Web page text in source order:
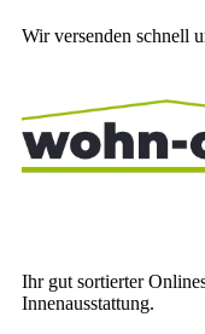
Wir versenden schnell
Ihr gut sortierter
Innenausstattung.